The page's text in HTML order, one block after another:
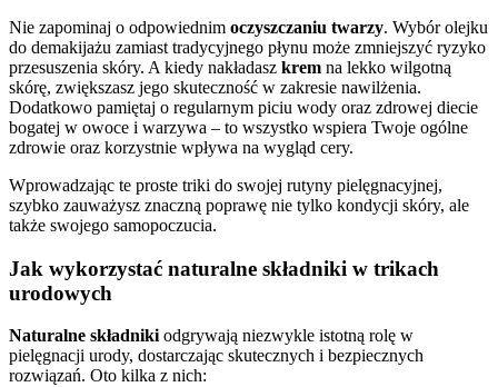
Nie zapominaj o odpowiednim oczyszczaniu twarzy. Wybór olejku
do demakijażu zamiast tradycyjnego płynu może zmniejszyć ryzyko
przesuszenia skóry. A kiedy nakładasz krem na lekko wilgotną
skórę, zwiększasz jego skuteczność w zakresie nawilżenia.
Dodatkowo pamiętaj o regularnym piciu wody oraz zdrowej diecie
bogatej w owoce i warzywa – to wszystko wspiera Twoje ogólne
zdrowie oraz korzystnie wpływa na wygląd cery.
Wprowadzając te proste triki do swojej rutyny pielęgnacyjnej,
szybko zauważysz znaczną poprawę nie tylko kondycji skóry, ale
także swojego samopoczucia.
Jak wykorzystać naturalne składniki w trikach
urodowych
Naturalne składnikiodgrywają niezwykle istotną rolę w
pielęgnacji urody, dostarczając skutecznych i bezpiecznych
rozwiązań. Oto kilka z nich: